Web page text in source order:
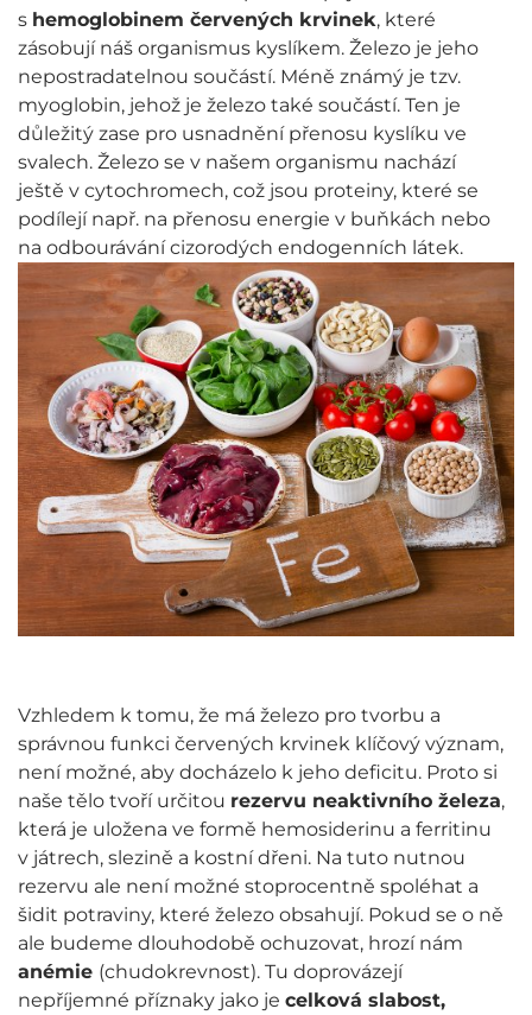
s hemoglobinem červených krvinek, které
zásobují náš organismus kyslíkem. Železo je jeho
nepostradatelnou součástí. Méně známý je tzv.
myoglobin, jehož je železo také součástí. Ten je
důležitý zase pro usnadnění přenosu kyslíku ve
svalech. Železo se v našem organismu nachází
ještě v cytochromech, což jsou proteiny, které se
podílejí např. na přenosu energie v buňkách nebo
na odbourávání cizorodých endogenních látek.
Vzhledem k tomu, že má železo pro tvorbu a
správnou funkci červených krvinek klíčový význam,
není možné, aby docházelo k jeho deficitu. Proto si
naše tělo tvoří určitou rezervu neaktivního železa,
která je uložena ve formě hemosiderinu a ferritinu
v játrech, slezině a kostní dřeni. Na tuto nutnou
rezervu ale není možné stoprocentně spoléhat a
šidit potraviny, které železo obsahují. Pokud se o ně
ale budeme dlouhodobě ochuzovat, hrozí nám
anémie (chudokrevnost). Tu doprovázejí
nepříjemné příznaky jako je celková slabost,